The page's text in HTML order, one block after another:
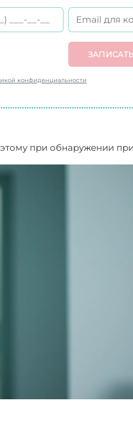
конфиденциальности
при обнаружении